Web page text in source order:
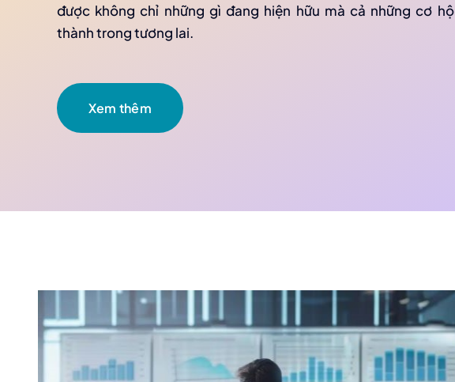
được không chỉ những gì đang hiện hữu mà cả những cơ
thành trong tương lai.
Xem thêm